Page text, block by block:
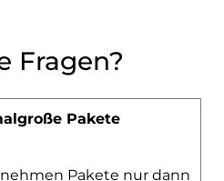
Fragen?
Pakete
Pakete nur dann